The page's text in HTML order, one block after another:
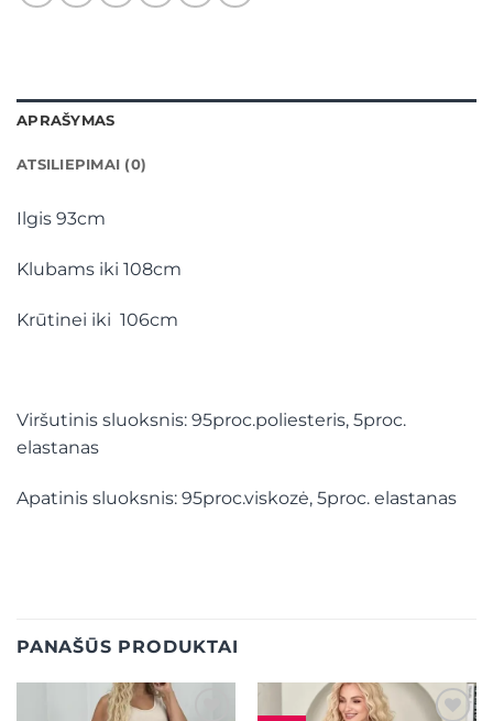
APRAŠYMAS
ATSILIEPIMAI (0)
Ilgis 93cm
Klubams iki 108cm
Krūtinei iki 106cm
Viršutinis sluoksnis: 95proc.poliesteris, 5proc.
elastanas
Apatinis sluoksnis: 95proc.viskozė, 5proc. elastanas
PANAŠŪS PRODUKTAI